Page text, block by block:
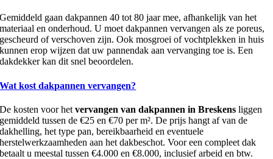
Gemiddeld gaan dakpannen 40 tot 80 jaar mee, afhankelijk van het
materiaal en onderhoud. U moet dakpannen vervangen als ze poreus,
gescheurd of verschoven zijn. Ook mosgroei of vochtplekken in huis
kunnen erop wijzen dat uw pannendak aan vervanging toe is. Een
dakdekker kan dit snel beoordelen.
Wat kost dakpannen vervangen?
De kosten voor hetvervangen van dakpannen in Breskens liggen
gemiddeld tussen de €25 en €70 per m². De prijs hangt af van de
dakhelling, het type pan, bereikbaarheid en eventuele
herstelwerkzaamheden aan het dakbeschot. Voor een compleet dak
betaalt u meestal tussen €4.000 en €8.000, inclusief arbeid en btw.